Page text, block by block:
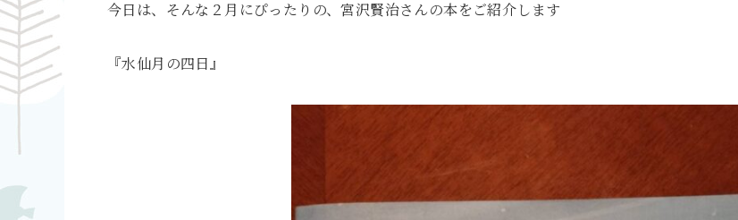
今日は、そんな２月にぴったりの、宮沢賢治さんの本をご紹介します
『水仙月の四日』